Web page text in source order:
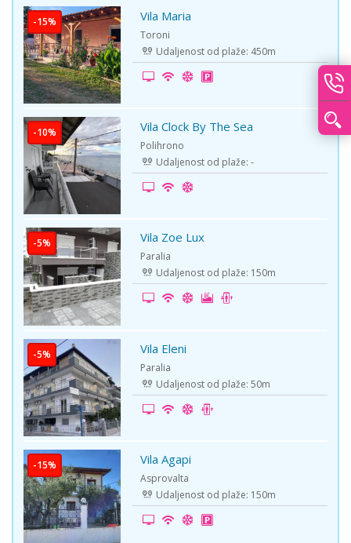
-15% Vila Maria
Toroni
Udaljenost od plaže: 450m
-10% Vila Clock By The Sea
Polihrono
Udaljenost od plaže: -
-5% Vila Zoe Lux
Paralia
Udaljenost od plaže: 150m
-5% Vila Eleni
Paralia
Udaljenost od plaže: 50m
-15% Vila Agapi
Asprovalta
Udaljenost od plaže: 150m